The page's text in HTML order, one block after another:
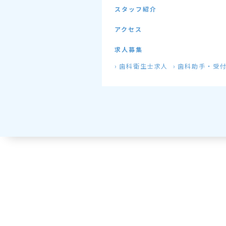
スタッフ紹介
アクセス
求人募集
歯科衛生士求人
歯科助手・受